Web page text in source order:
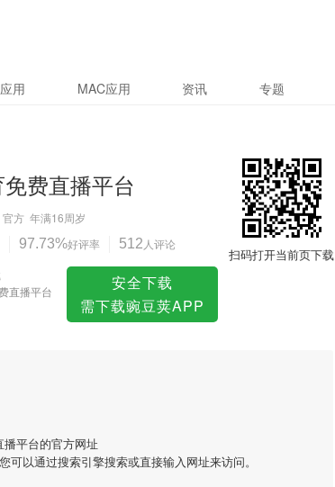
用 MAC应用 资讯 专题
费直播平台
官方 年满16周岁
97.73%好评率 512 人评论
直播平台
安全下载
需下载豌豆荚APP
扫码打开当前页下载
平台的官方网址
可以通过搜索引擎搜索或直接输入网址来访问。